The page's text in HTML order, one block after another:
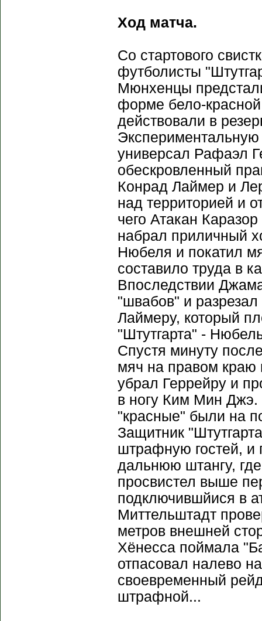
Ход матча.
Со стартового
футболисты
Мюнхенцы
форме бело-
действовали в
универсал Рафаэл
обескровленный
Конрад Лаймер и
над территорией и
чего Атакан
набрал приличный
Нюбеля и покатил
составило труда в
Впоследствии
"швабов" и
Лаймеру, который
"Штутгарта" -
Спустя минуту
мяч на правом
убрал Геррейру и
в ногу Ким Мин Джэ.
"красные" были на
Защитник
штрафную гостей, и
дальнюю штангу,
просвистел выше
подключившйися в
Миттельштадт
метров внешней
Хёнесса поймала
отпасовал налево
своевременный
штрафной...